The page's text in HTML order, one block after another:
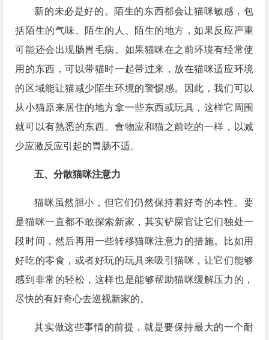
新的未必是好的。陌生的东西都会让猫咪敏感，包
括陌生的气味、陌生的人、陌生的地方，如果反应严重
可能还会出现肠胃毛病。如果猫咪在之前环境有经常使
用的东西，可以带猫时一起带过来，放在猫咪适应环境
的区域能让猫减少陌生环境的警惕感。因此，我们可以
从小猫原来居住的地方拿一些东西或玩具，这样它周围
就可以有熟悉的东西。食物应和猫之前吃的一样，以减
少应激反应引起的胃肠不适。
五、分散猫咪注意力
猫咪虽然胆小，但它们仍然保持着好奇的本性。要
是猫咪一直都不敢探索新家，其实铲屎官让它们独处一
段时间，然后再用一些转移猫咪注意力的措施。比如用
好吃的零食，或者好玩的玩具来吸引猫咪，让它们能够
感到非常的轻松，这样也是能够帮助猫咪缓解压力的，
尽快的有好奇心去巡视新家的。
其实做这些事情的前提，就是要保持最大的一个耐